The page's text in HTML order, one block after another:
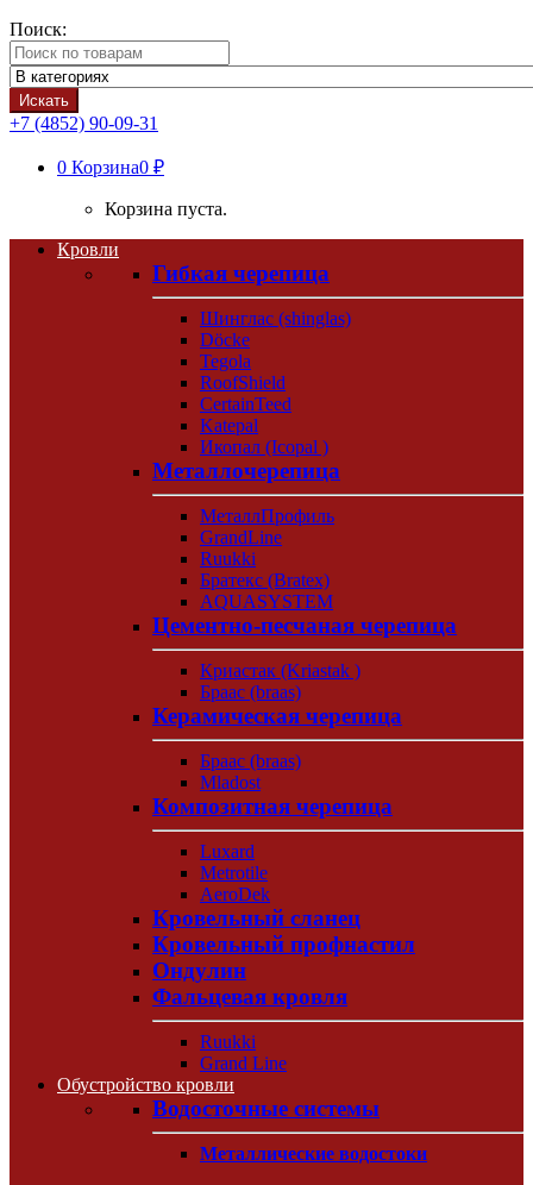
Поиск:
Искать
+7 (4852) 90-09-31
0 Корзина0 ₽
Корзина пуста.
Кровли
Гибкая черепица
Шинглас (shinglas)
Döcke
Tegola
RoofShield
CertainTeed
Katepal
Икопал (Icopal )
Металлочерепица
МеталлПрофиль
GrandLine
Ruukki
Братекс (Bratex)
AQUASYSTEM
Цементно-песчаная черепица
Криастак (Kriastak )
Браас (braas)
Керамическая черепица
Браас (braas)
Mladost
Композитная черепица
Luxard
Metrotile
AeroDek
Кровельный сланец
Кровельный профнастил
Ондулин
Фальцевая кровля
Ruukki
Grand Line
Обустройство кровли
Водосточные системы
Металлические водостоки